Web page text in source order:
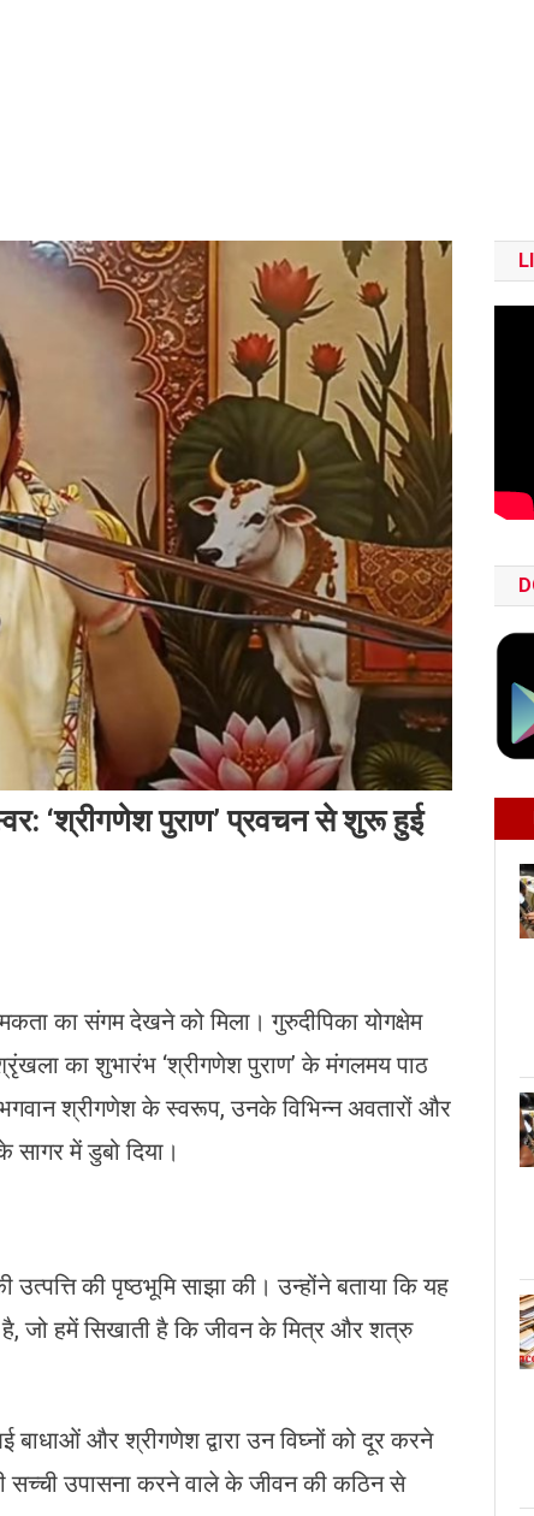
‘श्रीगणेश पुराण’ प्रवचन से शुरू हुई
का संगम देखने को मिला। गुरुदीपिका योगक्षेम
का शुभारंभ ‘श्रीगणेश पुराण’ के मंगलमय पाठ
श्रीगणेश के स्वरूप, उनके विभिन्न अवतारों और
में डुबो दिया।
की पृष्ठभूमि साझा की। उन्होंने बताया कि यह
जो हमें सिखाती है कि जीवन के मित्र और शत्रु
बाधाओं और श्रीगणेश द्वारा उन विघ्नों को दूर करने
सच्ची उपासना करने वाले के जीवन की कठिन से